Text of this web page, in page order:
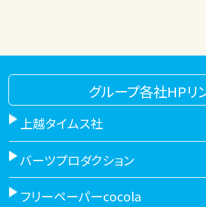
グループ各社HPリ
上越タイムス社
バーツプロダクション
フリーペーパーcocola